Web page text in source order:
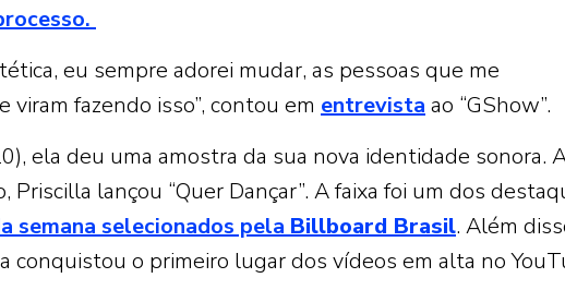
eu sempre adorei mudar, as pessoas que me
viram fazendo isso”, contou em entrevista ao “GShow”.
ela deu uma amostra da sua nova identidade sonora.
Priscilla lançou “Quer Dançar”. A faixa foi um dos
semana selecionados pela Billboard Brasil. Além
conquistou o primeiro lugar dos vídeos em alta no